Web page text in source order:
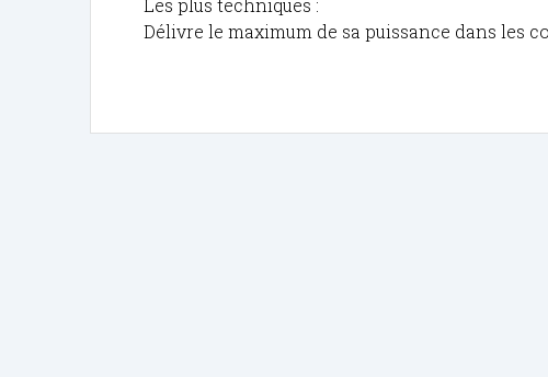
Les plus techniques :
Délivre le maximum de sa puissance dans les